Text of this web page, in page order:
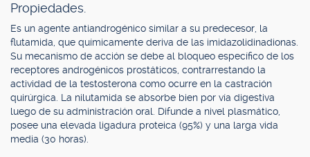
Propiedades.
Es un agente antiandrogénico similar a su predecesor, la
flutamida, que químicamente deriva de las imidazolidinadionas.
Su mecanismo de acción se debe al bloqueo específico de los
receptores androgénicos prostáticos, contrarrestando la
actividad de la testosterona como ocurre en la castración
quirúrgica. La nilutamida se absorbe bien por vía digestiva
luego de su administración oral. Difunde a nivel plasmático,
posee una elevada ligadura proteica (95%) y una larga vida
media (30 horas).